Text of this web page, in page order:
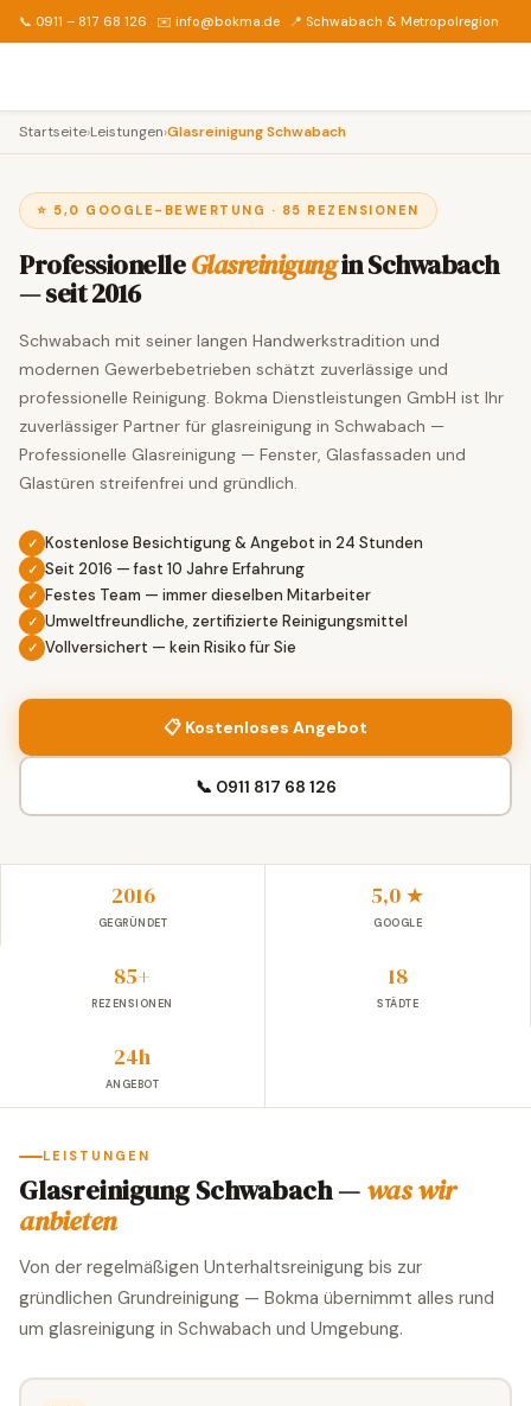
📞 0911 – 817 68 126 ✉️ info@bokma.de 📍 Schwabach & Metropolregion
Startseite›Leistungen›Glasreinigung Schwabach
⭐ 5,0 GOOGLE-BEWERTUNG · 85 REZENSIONEN
ProfessionelleGlasreinigungin Schwabach
— seit 2016
Schwabach mit seiner langen Handwerkstradition und
modernen Gewerbebetrieben schätzt zuverlässige und
professionelle Reinigung. Bokma Dienstleistungen GmbH ist Ihr
zuverlässiger Partner für glasreinigung in Schwabach —
Professionelle Glasreinigung — Fenster, Glasfassaden und
Glastüren streifenfrei und gründlich.
Kostenlose Besichtigung & Angebot in 24 Stunden
Seit 2016 — fast 10 Jahre Erfahrung
Festes Team — immer dieselben Mitarbeiter
Umweltfreundliche, zertifizierte Reinigungsmittel
Vollversichert — kein Risiko für Sie
📋 Kostenloses Angebot
📞 0911 817 68 126
2016
GEGRÜNDET
5,0 ★
GOOGLE
85+
REZENSIONEN
18
STÄDTE
24h
ANGEBOT
LEISTUNGEN
Glasreinigung Schwabach —was wir
anbieten
Von der regelmäßigen Unterhaltsreinigung bis zur
gründlichen Grundreinigung — Bokma übernimmt alles rund
um glasreinigung in Schwabach und Umgebung.